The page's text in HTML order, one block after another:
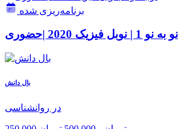
برنامه‌ریزی شده
نو به نو 1 | نوبل فیزیک 2020 |حضوری
بال دانش
در روانشناسی